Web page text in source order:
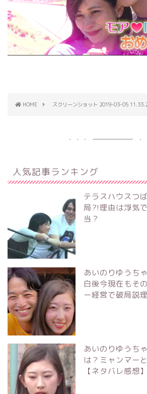
HOME スクリーンショット 2019-03-05
人気記事ランキング
テラスハウスつ
局?!理由は浮気
当？
あいのりゆうち
白後今現在もそ
ー経営で破局説
あいのりゆうち
は？ミャンマー
【ネタバレ感想】